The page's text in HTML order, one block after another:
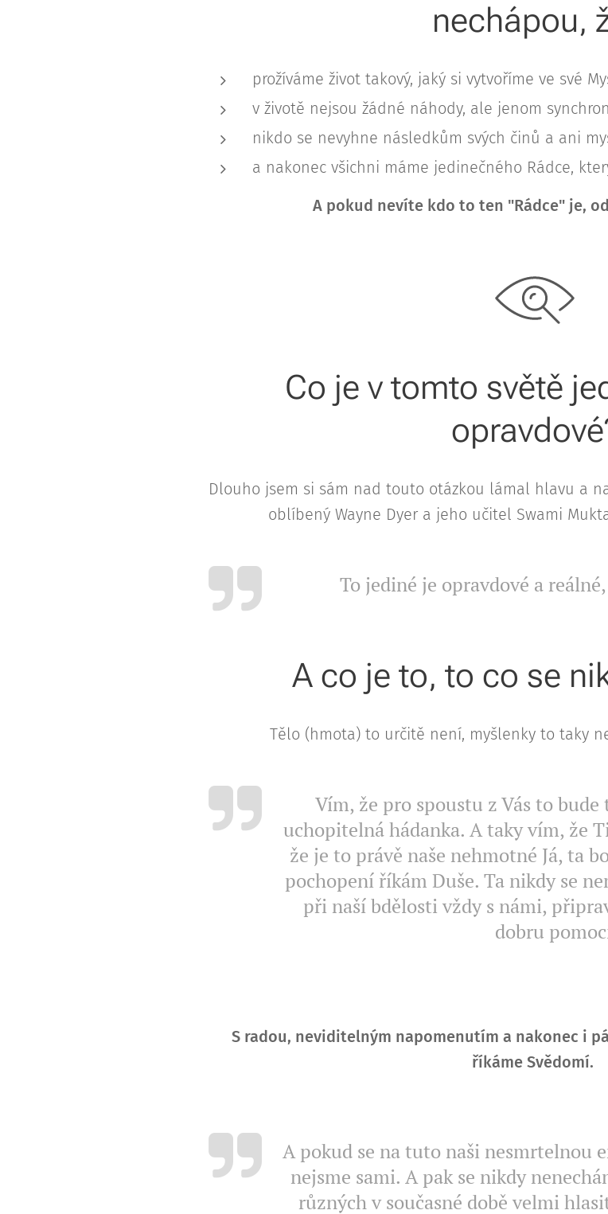
nechápou,
prožíváme život takový, jaký si vytvoříme ve své
v životě nejsou žádné náhody, ale jenom
nikdo se nevyhne následkům svých činů a ani
a nakonec všichni máme jedinečného Rádce,
A pokud nevíte kdo to ten "Rádce" je,
Co je v tomto světě
Dlouho jsem si sám nad touto otázkou lámal hlavu a
oblíbený Wayne Dyer a jeho učitel Swami
To jediné je opravdové a
A co je to, to co se
Tělo (hmota) to určitě není, myšlenky to taky
Vím, že pro spoustu z Vás to
uchopitelná hádanka. A taky vím, že
že je to právě naše nehmotné Já, ta
pochopení říkám Duše. Ta nikdy se
při naší bdělosti vždy s námi,
dobru
S radou, neviditelným napomenutím a nakonec i
říkáme Svědomí.
A pokud se na tuto naši nesmrtelnou
nejsme sami. A pak se nikdy
různých v současné době velmi